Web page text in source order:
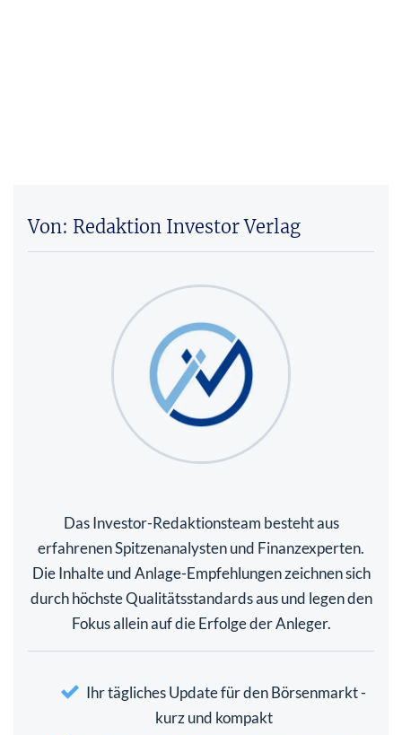
Von: Redaktion Investor Verlag
Das Investor-Redaktionsteam besteht aus
erfahrenen Spitzenanalysten und Finanzexperten.
Die Inhalte und Anlage-Empfehlungen zeichnen sich
durch höchste Qualitätsstandards aus und legen den
Fokus allein auf die Erfolge der Anleger.
Ihr tägliches Update für den Börsenmarkt -
kurz und kompakt